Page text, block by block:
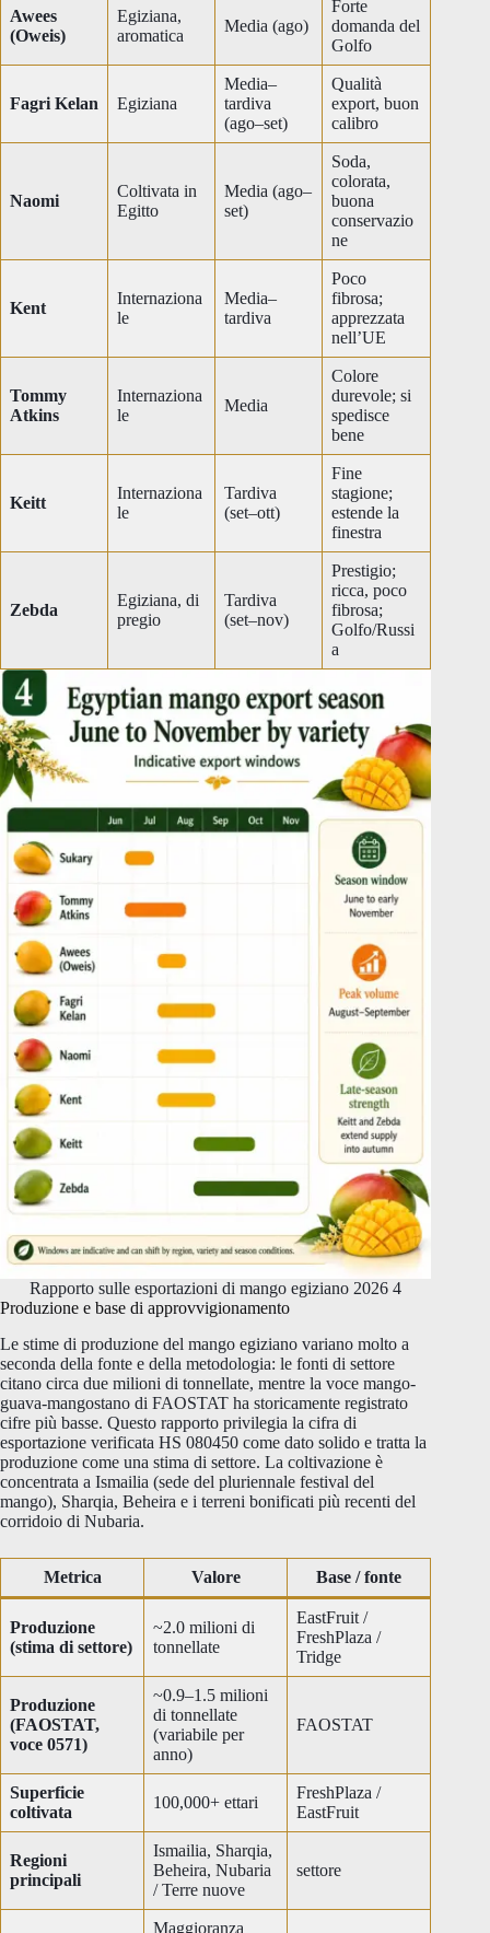
Awees
(Oweis)
Egiziana,
aromatica
Media (ago)
Forte
domanda del
Golfo
Fagri Kelan Egiziana
Media–
tardiva
(ago–set)
Qualità
export, buon
calibro
Naomi
Coltivata in
Egitto
Media (ago–
set)
Soda,
colorata,
buona
conservazio
ne
Kent
Internaziona
le
Media–
tardiva
Poco
fibrosa;
apprezzata
nell’UE
Tommy
Atkins
Internaziona
le
Media
Colore
durevole; si
spedisce
bene
Keitt
Internaziona
le
Tardiva
(set–ott)
Fine
stagione;
estende la
finestra
Zebda
Egiziana, di
pregio
Tardiva
(set–nov)
Prestigio;
ricca, poco
fibrosa;
Golfo/Russi
a
Rapporto sulle esportazioni di mango egiziano 2026 4
Produzione e base di approvvigionamento
Le stime di produzione del mango egiziano variano molto a
seconda della fonte e della metodologia: le fonti di settore
citano circa due milioni di tonnellate, mentre la voce mango-
guava-mangostano di FAOSTAT ha storicamente registrato
cifre più basse. Questo rapporto privilegia la cifra di
esportazione verificata HS 080450 come dato solido e tratta la
produzione come una stima di settore. La coltivazione è
concentrata a Ismailia (sede del pluriennale festival del
mango), Sharqia, Beheira e i terreni bonificati più recenti del
corridoio di Nubaria.
Metrica Valore Base / fonte
Produzione
(stima di settore)
~2.0 milioni di
tonnellate
EastFruit /
FreshPlaza /
Tridge
Produzione
(FAOSTAT,
voce 0571)
~0.9–1.5 milioni
di tonnellate
(variabile per
anno)
FAOSTAT
Superficie
coltivata
100,000+ ettari
FreshPlaza /
EastFruit
Regioni
principali
Ismailia, Sharqia,
Beheira, Nubaria
/ Terre nuove
settore
Maggioranza